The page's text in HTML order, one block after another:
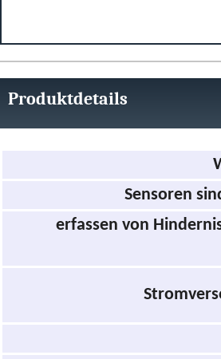
Produktdetails
Sensoren
erfassen von